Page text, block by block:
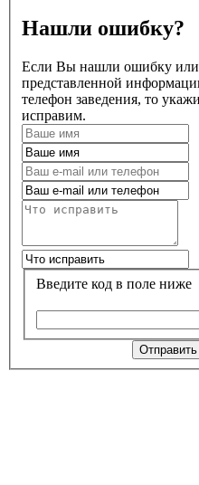
Нашли ошибку?
Если Вы нашли ошибку или
представленной
телефон заведения, то
исправим.
Введите код в поле ниже